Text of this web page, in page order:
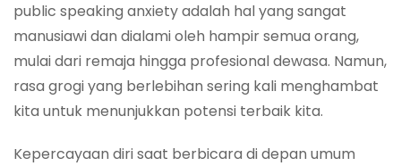
public speaking anxietyadalah hal yang sangat
manusiawi dan dialami oleh hampir semua orang,
mulai dari remaja hingga profesional dewasa. Namun,
rasa grogi yang berlebihan sering kali menghambat
kita untuk menunjukkan potensi terbaik kita.
Kepercayaan diri saat berbicara di depan umum